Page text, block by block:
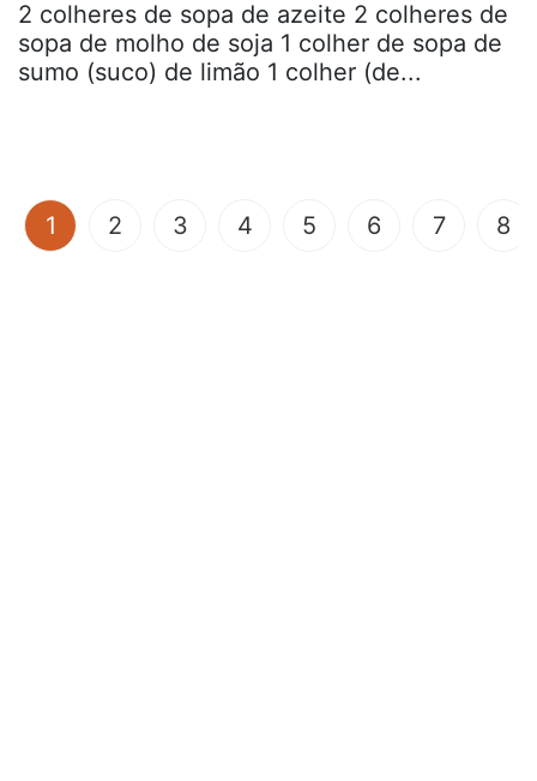
2 colheres de sopa de azeite 2 colheres de
sopa de molho de soja 1 colher de sopa de
sumo (suco) de limão 1 colher (de...
1 (current)
2 3 4 5 6 7 8